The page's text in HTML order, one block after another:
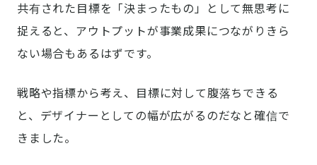
共有された目標を「決まったもの」として無思考に
捉えると、アウトプットが事業成果につながりきら
ない場合もあるはずです。
戦略や指標から考え、目標に対して腹落ちできる
と、デザイナーとしての幅が広がるのだなと確信で
きました。